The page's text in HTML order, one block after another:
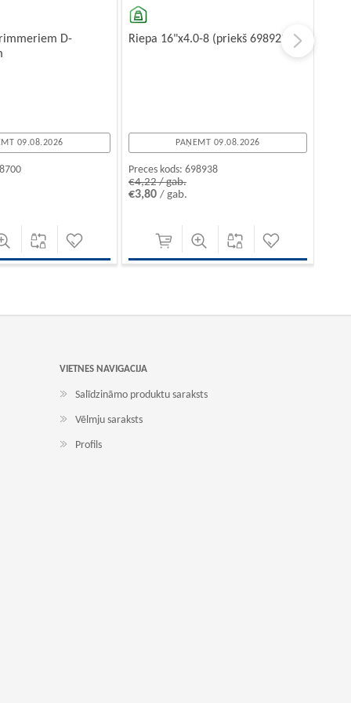
D-
09.08.2026
Riepa 16"x4.0-8 (priekš 698922)
PAŅEMT 09.08.2026
Preces kods: 698938
€4,22 / gab.
€3,80 / gab.
VIETNES NAVIGACIJA
Salīdzināmo produktu saraksts
Vēlmju saraksts
Profils